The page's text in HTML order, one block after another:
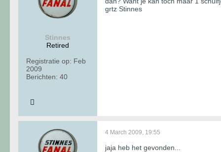
Stinnes
Retired
Registratie op: Feb
2009
Berichten: 40
grtz Stinnes
4 March 2009, 19:55
jaja heb het gevonden...